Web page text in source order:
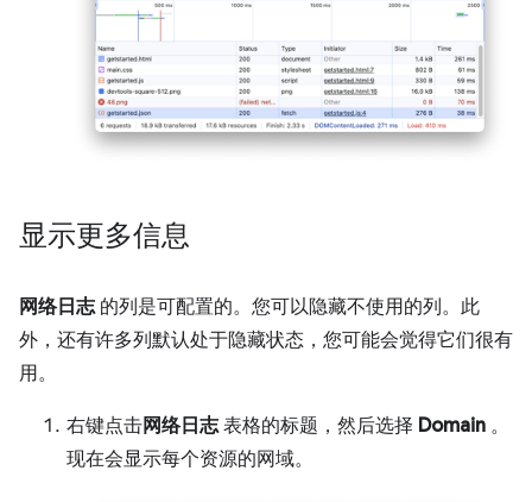
显示更多信息
网络日志的列是可配置的。您可以隐藏不使用的列。此
外，还有许多列默认处于隐藏状态，您可能会觉得它们很有
用。
右键点击网络日志表格的标题，然后选择 Domain 。
现在会显示每个资源的网域。